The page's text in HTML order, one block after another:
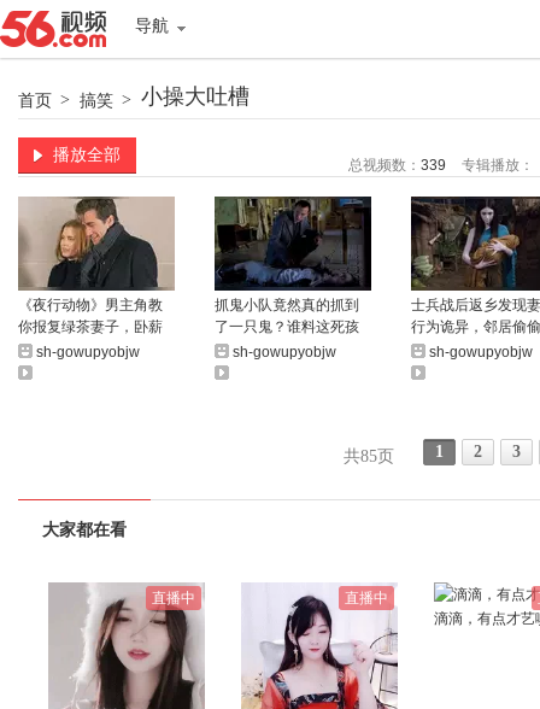
导航
首页 > 搞笑 > 小操大吐槽
播放全部
总视频数： 339 专辑播放：
《夜行动物》男主角教
你报复绿茶妻子，卧薪
尝胆十九年终于成功！
sh-gowupyobjw
抓鬼小队竟然真的抓到
了一只鬼？谁料这死孩
子威力这么大！
sh-gowupyobjw
士兵战后返乡发现
行为诡异，邻居偷
诉他：你媳妇都死
了！
sh-gowupyobjw
共85页 1 2 3
大家都在看
直播中 直播中
滴滴，有点才艺